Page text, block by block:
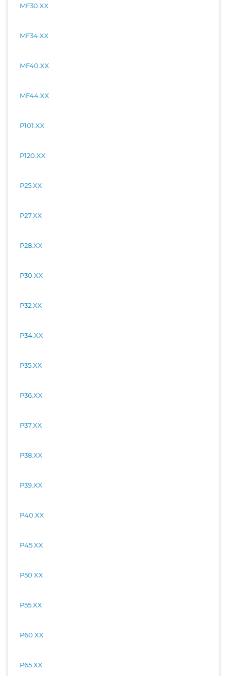
MF30.XX
MF34.XX
MF40.XX
MF44.XX
P101.XX
P120.XX
P25.XX
P27.XX
P28.XX
P30.XX
P32.XX
P34.XX
P35.XX
P36.XX
P37.XX
P38.XX
P39.XX
P40.XX
P45.XX
P50.XX
P55.XX
P60.XX
P65.XX